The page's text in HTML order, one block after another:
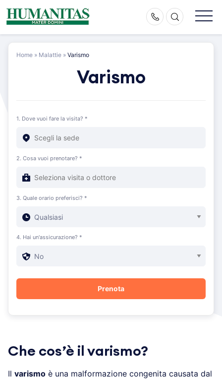
Skip
to
Home » Malattie » Varismo
Varismo
1. Dove vuoi fare la visita? *
2. Cosa vuoi prenotare? *
3. Quale orario preferisci? *
4. Hai un'assicurazione? *
Che cos’è il varismo?
Il varismo è una malformazione congenita causata dal